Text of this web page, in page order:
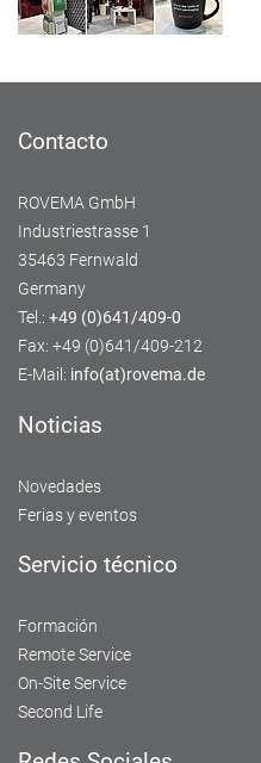
Contacto
ROVEMA GmbH
Industriestrasse 1
35463 Fernwald
Germany
Tel.: +49 (0)641/409-0
Fax: +49 (0)641/409-212
E-Mail: info(at)rovema.de
Noticias
Novedades
Ferias y eventos
Servicio técnico
Formación
Remote Service
On-Site Service
Second Life